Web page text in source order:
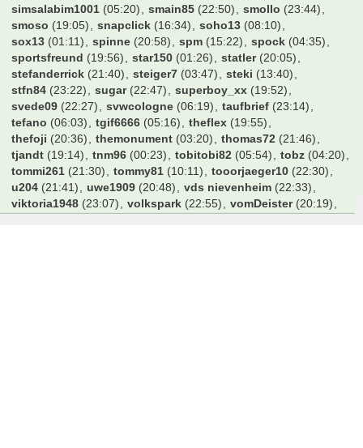
simsalabim1001 (05:20) smain85 (22:50) smollo (23:44)
smoso (19:05) snapclick (16:34) soho13 (08:10)
sox13 (01:11) spinne (20:58) spm (15:22) spock (04:35)
sportsfreund (19:56) star150 (01:26) statler(20:05)
stefanderrick (21:40) steiger7 (03:47) steki (13:40)
stfn84 (23:22) sugar(22:47) superboy_xx (19:52)
svede09 (22:27) svwcologne (06:19) taufbrief (23:14)
tefano (06:03) tgif6666 (05:16) theflex (19:55)
thefoji (20:36) themonument (03:20) thomas72 (21:46)
tjandt (19:14) tnm96 (00:23) tobitobi82 (05:54) tobz (04:20)
tommi261 (21:30) tommy81 (10:11) tooorjaeger10 (22:30)
u204 (21:41) uwe1909 (20:48) vds nievenheim (22:33)
viktoria1948 (23:07) volkspark (22:55) vomDeister(20:19)